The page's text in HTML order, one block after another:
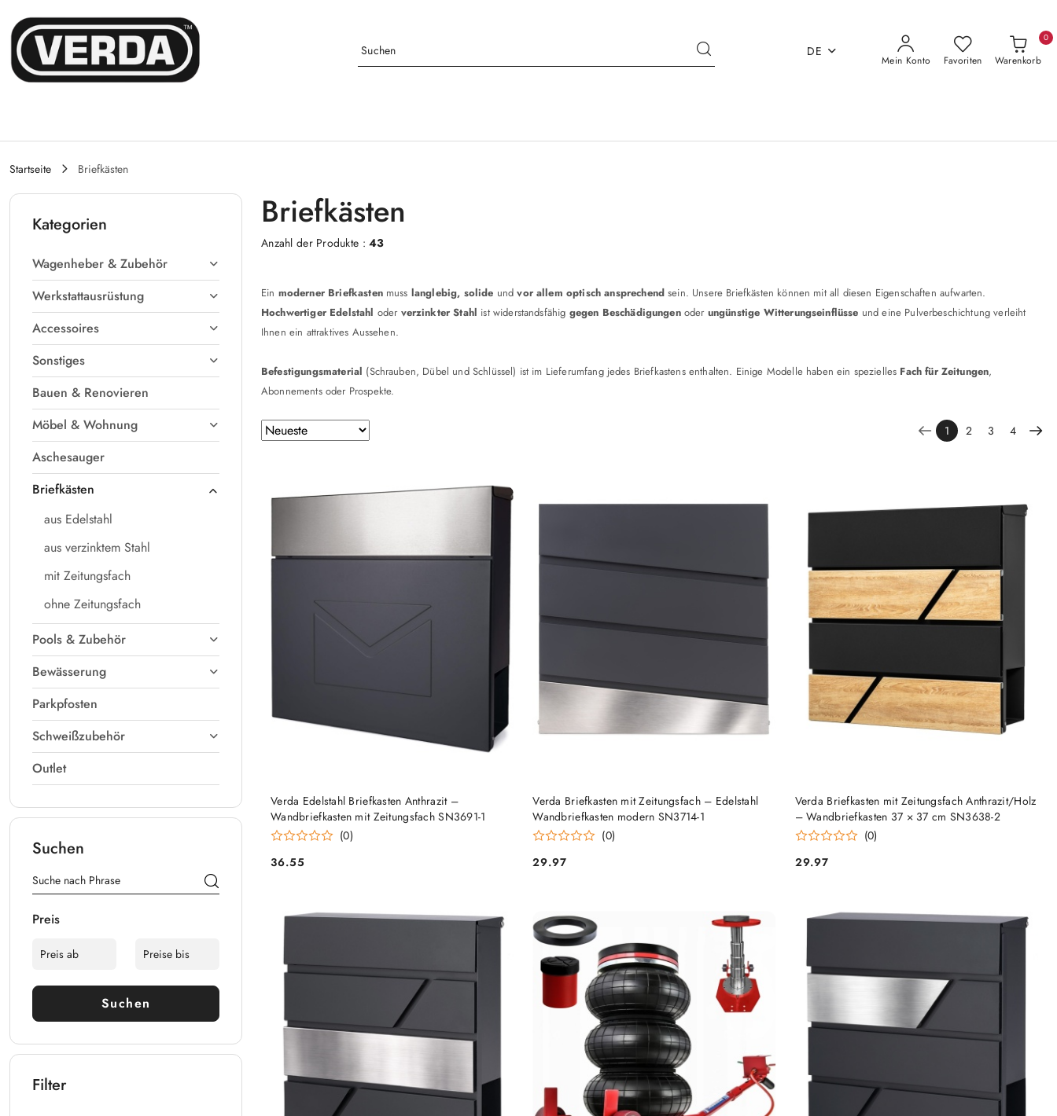
Zum Inhalt springen
Zur Suche
Gehen Sie zu meinem Konto
Zum Hauptmenü
Gehe zu Fuß
DE
Mein Konto Favoriten Warenkorb
0
Startseite Briefkästen
Kategorien
Wagenheber & Zubehör
Werkstattausrüstung
Accessoires
Sonstiges
Bauen & Renovieren
Möbel & Wohnung
Aschesauger
Briefkästen
aus Edelstahl
aus verzinktem Stahl
mit Zeitungsfach
ohne Zeitungsfach
Pools & Zubehör
Bewässerung
Parkpfosten
Schweißzubehör
Outlet
Suchen
Preis
Suchen
Filter
Briefkästen
Anzahl der Produkte :43
Ein moderner Briefkastenmuss langlebig, solide undvor allem optisch ansprechend sein. Unsere Briefkästen können mit all diesen Eigenschaften aufwarten.
Hochwertiger Edelstahl oder verzinkter Stahl ist widerstandsfähig gegen Beschädigungenoder ungünstige Witterungseinflüsse und eine Pulverbeschichtung verleiht
Ihnen ein attraktives Aussehen.
Befestigungsmaterial (Schrauben, Dübel und Schlüssel) ist im Lieferumfang jedes Briefkastens enthalten. Einige Modelle haben ein spezielles Fach für Zeitungen,
Abonnements oder Prospekte.
Sortierung
angewendet:
Sortieren
nach
1 2 3 4
Verda Edelstahl Briefkasten Anthrazit –
Wandbriefkasten mit Zeitungsfach SN3691-1
(0)
Preis:
36.55
HINZUFÜGEN
Verda Briefkasten mit Zeitungsfach – Edelstahl
Wandbriefkasten modern SN3714-1
(0)
Preis:
29.97
HINZUFÜGEN
Verda Briefkasten mit Zeitungsfach Anthrazit/Holz
– Wandbriefkasten 37 × 37 cm SN3638-2
(0)
Preis:
29.97
HINZUFÜGEN